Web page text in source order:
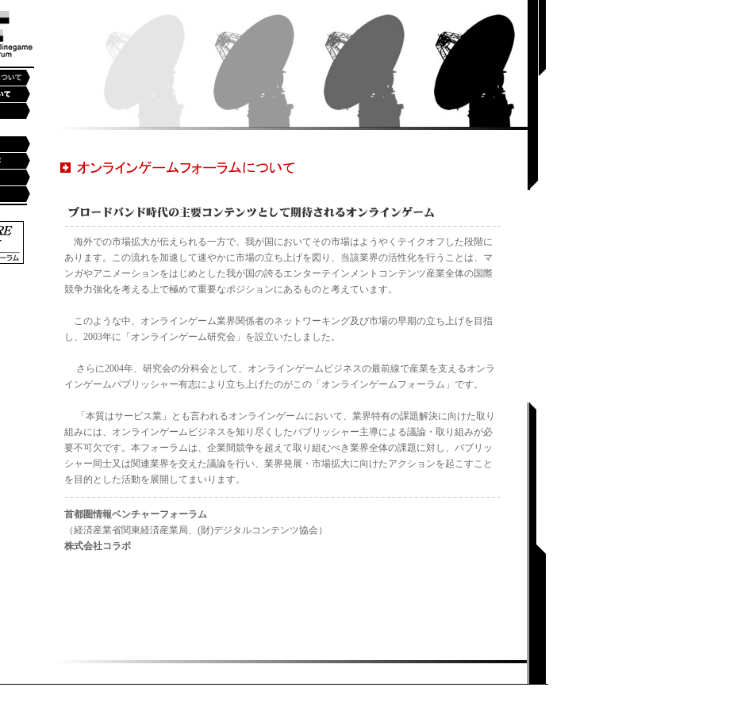
海外での市場拡大が伝えられる一方で、我が国においてその市場はようやくテイクオフした段階に
あります。この流れを加速して速やかに市場の立ち上げを図り、当該業界の活性化を行うことは、マ
ンガやアニメーションをはじめとした我が国の誇るエンターテインメントコンテンツ産業全体の国際
競争力強化を考える上で極めて重要なポジションにあるものと考えています。
このような中、オンラインゲーム業界関係者のネットワーキング及び市場の早期の立ち上げを目指
し、2003年に「オンラインゲーム研究会」を設立いたしました。
さらに2004年、研究会の分科会として、オンラインゲームビジネスの最前線で産業を支えるオンラ
インゲームパブリッシャー有志により立ち上げたのがこの「オンラインゲームフォーラム」です。
「本質はサービス業」とも言われるオンラインゲームにおいて、業界特有の課題解決に向けた取り
組みには、オンラインゲームビジネスを知り尽くしたパブリッシャー主導による議論・取り組みが必
要不可欠です。本フォーラムは、企業間競争を超えて取り組むべき業界全体の課題に対し、パブリッ
シャー同士又は関連業界を交えた議論を行い、業界発展・市場拡大に向けたアクションを起こすこと
を目的とした活動を展開してまいります。
首都圏情報ベンチャーフォーラム
（経済産業省関東経済産業局、(財)デジタルコンテンツ協会）
株式会社コラボ